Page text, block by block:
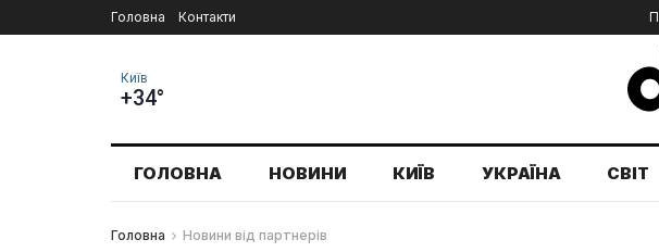
Головна Контакти
Київ
+34°
ГОЛОВНА НОВИНИ КИЇВ УКРАЇНА СВІТ
Головна Новини від партнерів